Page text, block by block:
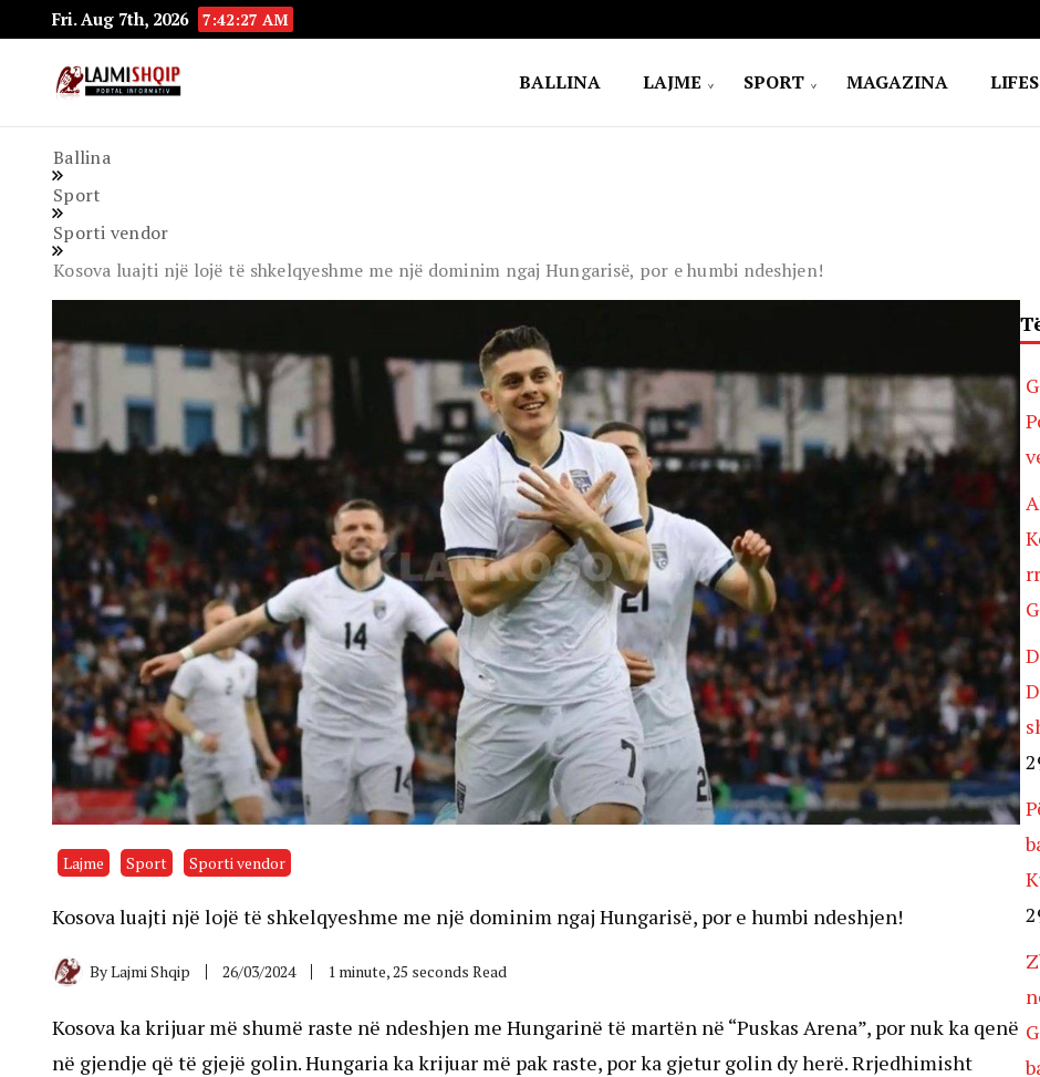
Fri. Aug 7th, 2026 7:42:28 AM
BALLINA LAJME SPORT MAGAZINA
Ballina
Sport
Sporti vendor
Kosova luajti një lojë të shkelqyeshme me një dominim ngaj Hungarisë, por e humbi ndeshjen!
Lajme Sport Sporti vendor
Kosova luajti një lojë të shkelqyeshme me një dominim ngaj Hungarisë, por e humbi ndeshjen!
ByLajmi Shqip 26/03/2024 1 minute, 25 seconds Read
Kosova ka krijuar më shumë raste në ndeshjen me Hungarinë të martën në “Puskas Arena”, por nuk ka qenë
në gjendje që të gjejë golin. Hungaria ka krijuar më pak raste, por ka gjetur golin dy herë. Rrjedhimisht